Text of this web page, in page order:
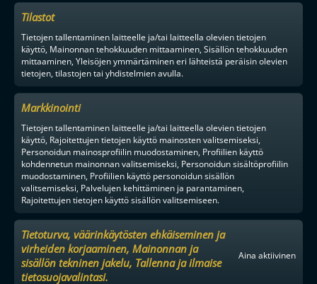
Tilastot
Tietojen tallentaminen laitteelle ja/tai laitteella olevien tietojen
käyttö, Mainonnan tehokkuuden mittaaminen, Sisällön tehokkuuden
mittaaminen, Yleisöjen ymmärtäminen eri lähteistä peräisin olevien
tietojen, tilastojen tai yhdistelmien avulla.
Markkinointi
Tietojen tallentaminen laitteelle ja/tai laitteella olevien tietojen
käyttö, Rajoitettujen tietojen käyttö mainosten valitsemiseksi,
Personoidun mainosprofiilin muodostaminen, Profiilien käyttö
kohdennetun mainonnan valitsemiseksi, Personoidun sisältöprofiilin
muodostaminen, Profiilien käyttö personoidun sisällön
valitsemiseksi, Palvelujen kehittäminen ja parantaminen,
Rajoitettujen tietojen käyttö sisällön valitsemiseen.
Tietoturva, väärinkäytösten ehkäiseminen ja
virheiden korjaaminen, Mainonnan ja
sisällön tekninen jakelu, Tallenna ja ilmaise
tietosuojavalintasi.
Aina aktiivinen